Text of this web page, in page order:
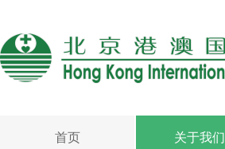
首页 关于我们